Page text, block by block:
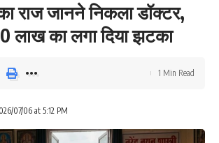
राज जानने निकला डॉक्टर,
लाख का लगा दिया झटका
07/06 at 5:12 PM
1 Min Read